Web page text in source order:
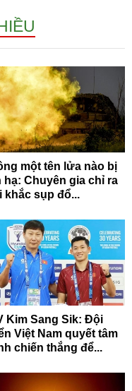
một tên lửa nào bị
hạ: Chuyên gia chỉ ra
khắc sụp đổ...
Kim Sang Sik: Đội
Việt Nam quyết tâm
chiến thắng để...